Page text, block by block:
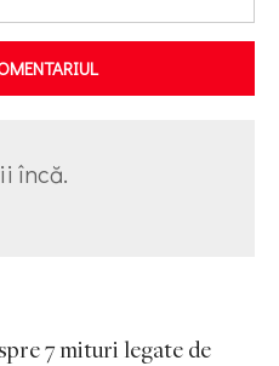
încă.
7 mituri legate de